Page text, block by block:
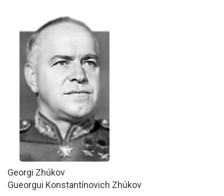
Georgi Zhúkov
Gueorgui Konstantínovich Zhúkov